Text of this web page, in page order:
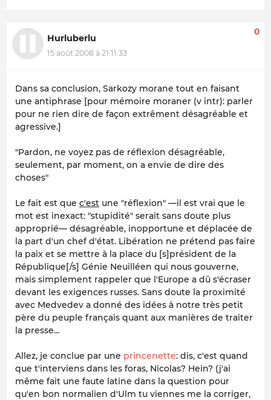
Hurluberlu
15 août 2008 à 21:11:33
0
Dans sa conclusion, Sarkozy morane tout en faisant
une antiphrase [pour mémoire moraner (v intr): parler
pour ne rien dire de façon extrêment désagréable et
agressive.]
"Pardon, ne voyez pas de réflexion désagréable,
seulement, par moment, on a envie de dire des
choses"
Le fait est que c'est une "réflexion" —il est vrai que le
mot est inexact: "stupidité" serait sans doute plus
approprié— désagréable, inopportune et déplacée de
la part d'un chef d'état. Libération ne prétend pas faire
la paix et se mettre à la place du [s]président de la
République[/s] Génie Neuilléen qui nous gouverne,
mais simplement rappeler que l'Europe a dû s'écraser
devant les exigences russes. Sans doute la proximité
avec Medvedev a donné des idées à notre très petit
père du peuple français quant aux manières de traiter
la presse...
Allez, je conclue par une princenette: dis, c'est quand
que t'interviens dans les foras, Nicolas? Hein? (j'ai
même fait une faute latine dans la question pour
qu'en bon normalien d'Ulm tu viennes me la corriger,